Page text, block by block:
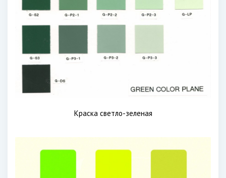
Краска светло-зеленая